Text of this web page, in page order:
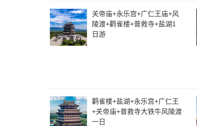
关帝庙+永乐宫+广仁王庙+风
陵渡+鹳雀楼+普救寺+盐湖1
日游
鹳雀楼+盐湖+永乐宫+广仁王
+关帝庙+普救寺大铁牛风陵渡
一日